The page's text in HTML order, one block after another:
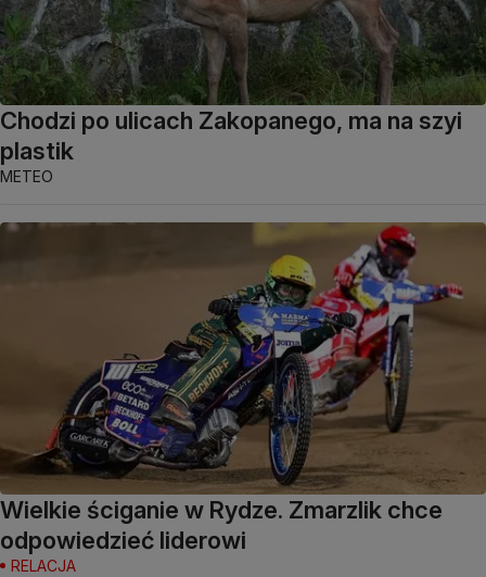
Chodzi po ulicach Zakopanego, ma na szyi
plastik
METEO
Wielkie ściganie w Rydze. Zmarzlik chce
odpowiedzieć liderowi
RELACJA